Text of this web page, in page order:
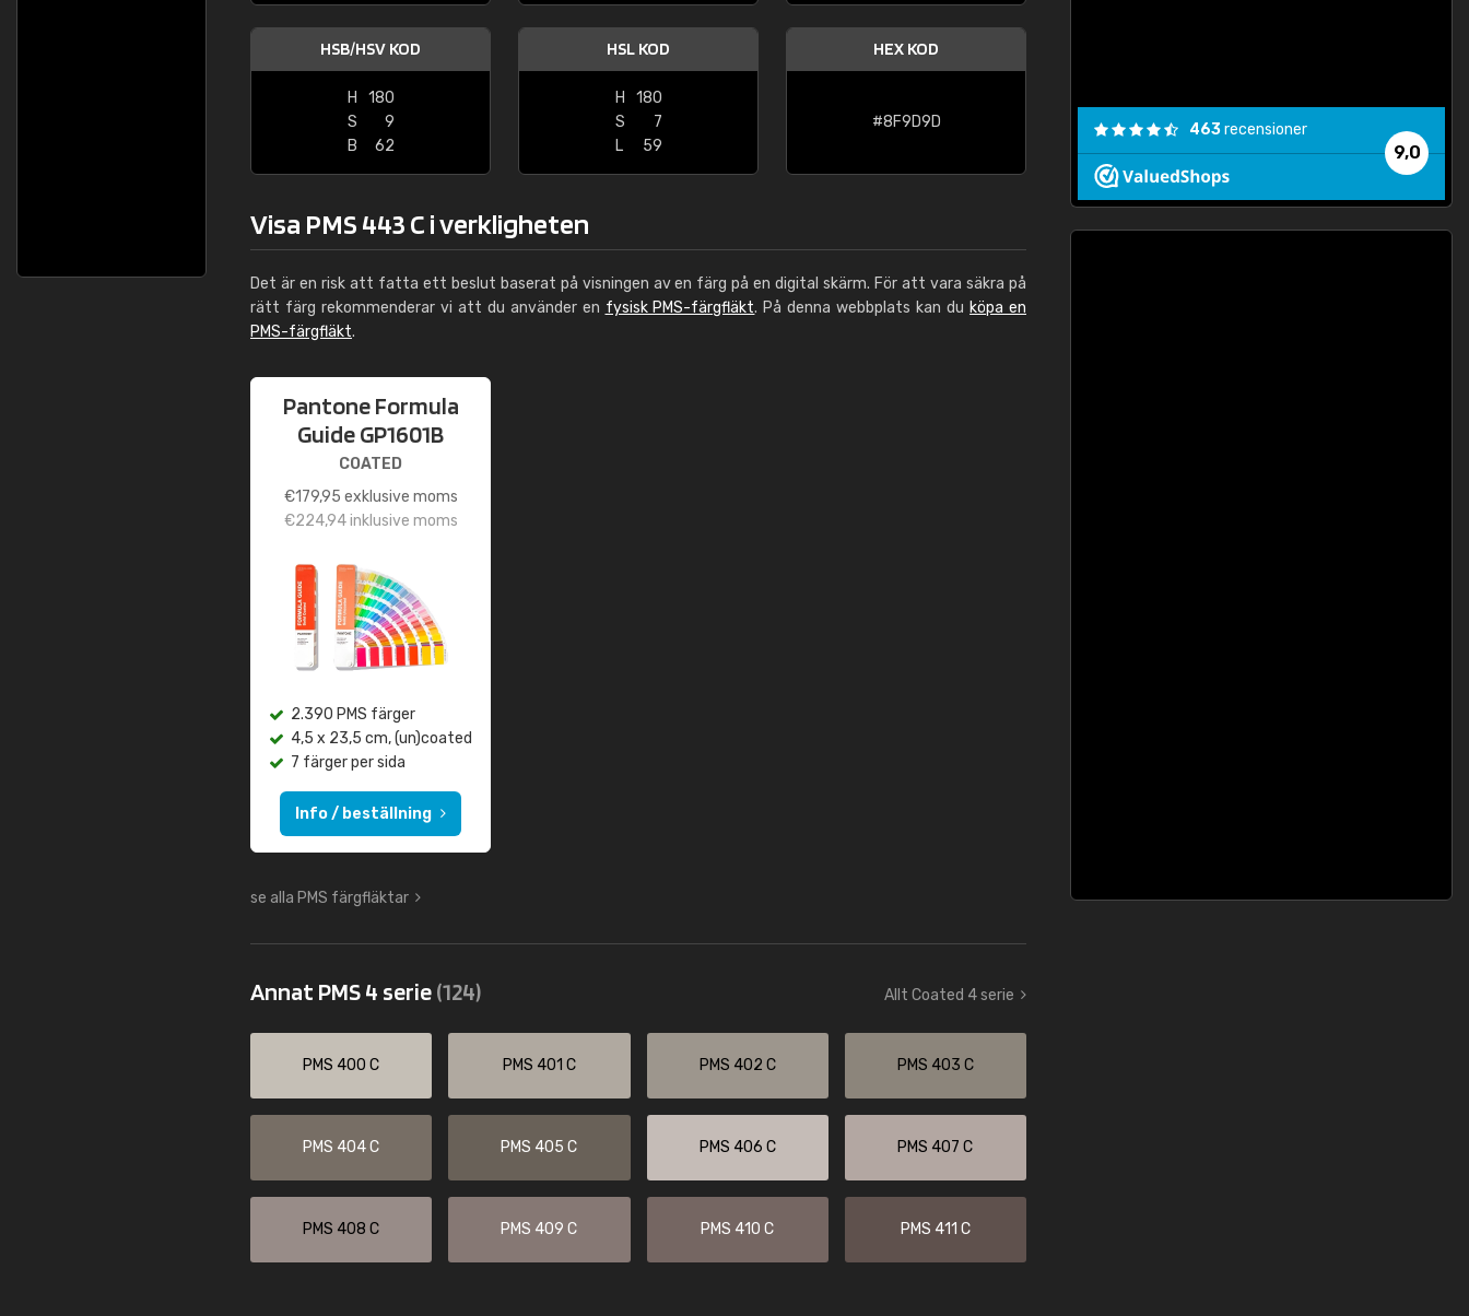
HSB/HSV KOD
H
180
S
9
B
62
HSL KOD
H
180
S
7
L
59
HEX KOD
#8F9D9D
Visa PMS 443 C i verkligheten
Det är en risk att fatta ett beslut baserat på visningen av en färg på en digital skärm. För att vara säkra på
rätt färg rekommenderar vi att du använder en fysisk PMS-färgfläkt. På denna webbplats kan du köpa en
PMS-färgfläkt.
Pantone Formula
Guide GP1601B
COATED
€179,95 exklusive moms
€224,94inklusive moms
2.390 PMS färger
4,5 x 23,5 cm, (un)coated
7 färger per sida
Info / beställning
se alla PMS färgfläktar
Annat PMS 4 serie(124) Allt Coated 4 serie
PMS 400 C PMS 401 C PMS 402 C PMS 403 C
PMS 404 C PMS 405 C PMS 406 C PMS 407 C
PMS 408 C PMS 409 C PMS 410 C PMS 411 C
9,0
463recensioner